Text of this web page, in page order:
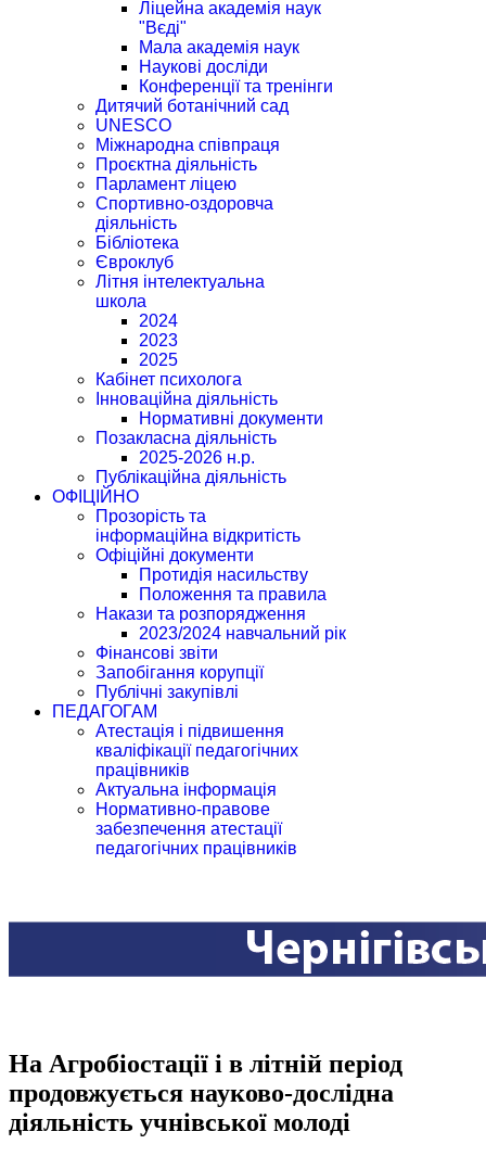
Ліцейна академія наук
"Вєді"
Мала академія наук
Наукові досліди
Конференції та тренінги
Дитячий ботанічний сад
UNESCO
Міжнародна співпраця
Проєктна діяльність
Парламент ліцею
Спортивно-оздоровча
діяльність
Бібліотека
Євроклуб
Літня інтелектуальна
школа
2024
2023
2025
Кабінет психолога
Інноваційна діяльність
Нормативні документи
Позакласна діяльність
2025-2026 н.р.
Публікаційна діяльність
ОФІЦІЙНО
Прозорість та
інформаційна відкритість
Офіційні документи
Протидія насильству
Положення та правила
Накази та розпорядження
2023/2024 навчальний рік
Фінансові звіти
Запобігання корупції
Публічні закупівлі
ПЕДАГОГАМ
Атестація і підвишення
кваліфікації педагогічних
працівників
Актуальна інформація
Нормативно-правове
забезпечення атестації
педагогічних працівників
На Агробіостації і в літній період
продовжується науково-дослідна
діяльність учнівської молоді